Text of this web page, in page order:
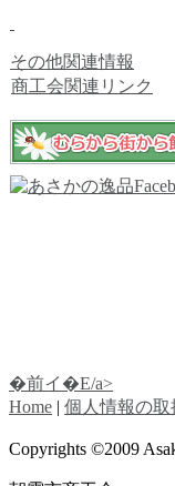
その他関連情報
商工会関連リンク
�前イ�E/a>
Home | 個人情報の取
Copyrights ©2009